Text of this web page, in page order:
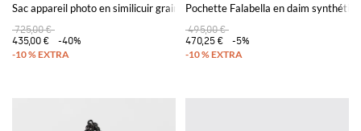
Sac appareil photo en similicuir grainé
725,00 €
435,00 €
-40%
Pochette Falabella en daim
495,00 €
470,25 €
-5%